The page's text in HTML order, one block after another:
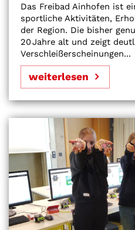
Das Freibad Ainhofen ist
sportliche Aktivitäten,
der Region. Die bisher
20 Jahre alt und zeigt
Verschleißerscheinungen...
weiterlesen